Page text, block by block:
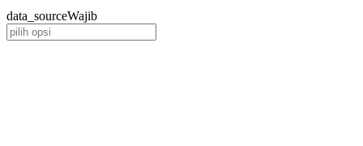
data_sourceWajib